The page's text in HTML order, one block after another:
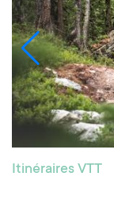
Itinéraires VTT